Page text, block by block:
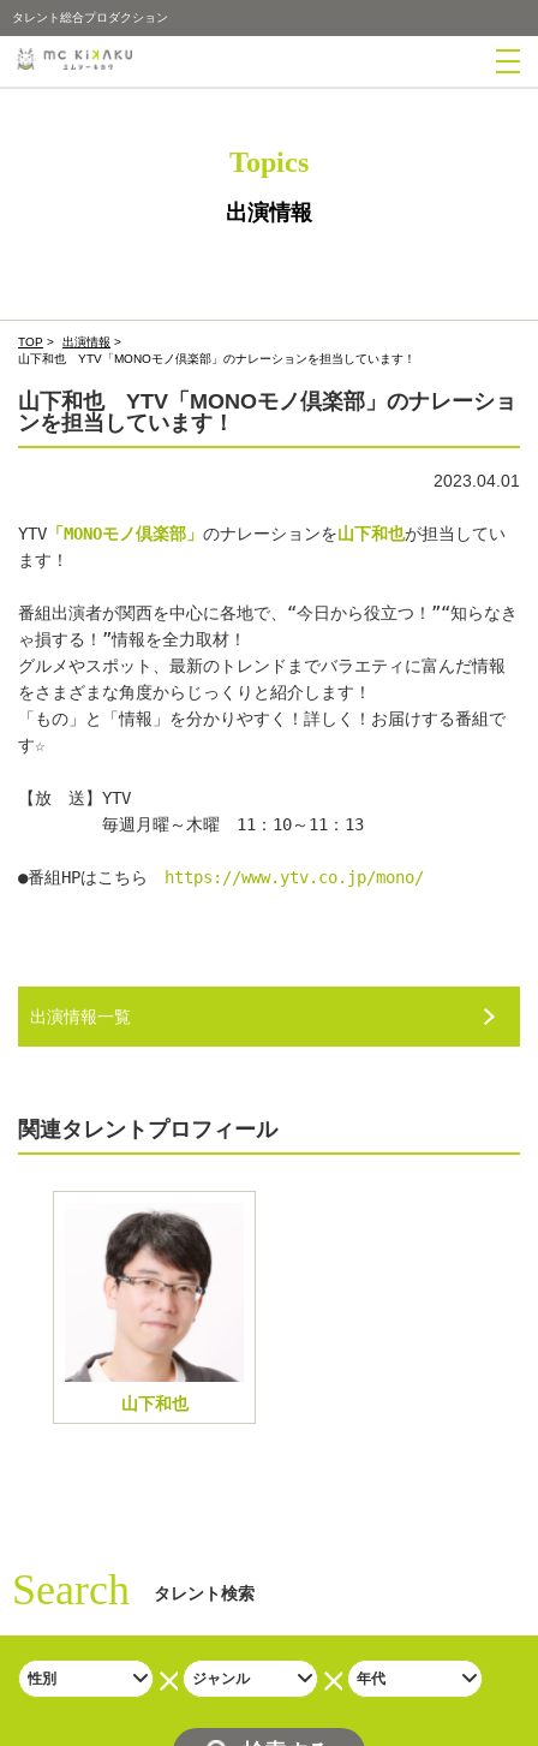
タレント総合プロダクション
Topics
出演情報
TOP > 出演情報 >
山下和也 YTV「MONOモノ倶楽部」のナレーションを担当しています！
山下和也 YTV「MONOモノ倶楽部」のナレーショ
ンを担当しています！
2023.04.01
YTV 「MONOモノ倶楽部」 のナレーションを山下和也が担当してい
ます！
番組出演者が関西を中心に各地で、“今日から役立つ！”“知らなき
ゃ損する！”情報を全力取材！
グルメやスポット、最新のトレンドまでバラエティに富んだ情報
をさまざまな角度からじっくりと紹介します！
「もの」と「情報」を分かりやすく！詳しく！お届けする番組で
す☆
【放　送】YTV
毎週月曜～木曜　11：10～11：13
●番組HPはこちら https://www.ytv.co.jp/mono/
出演情報一覧
関連タレントプロフィール
山下和也
Search タレント検索